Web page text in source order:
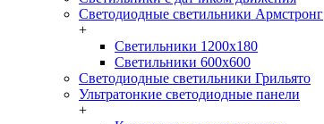
Светодиодные светильники Армстронг
+
Светильники 1200х180
Светильники 600х600
Светодиодные светильники Грильято
Ультратонкие светодиодные панели
+